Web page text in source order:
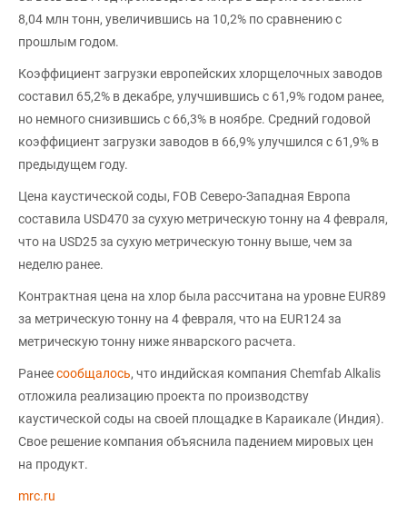
8,04 млн тонн, увеличившись на 10,2% по сравнению с
прошлым годом.
Коэффициент загрузки европейских хлорщелочных заводов
составил 65,2% в декабре, улучшившись с 61,9% годом ранее,
но немного снизившись с 66,3% в ноябре. Средний годовой
коэффициент загрузки заводов в 66,9% улучшился с 61,9% в
предыдущем году.
Цена каустической соды, FOB Северо-Западная Европа
составила USD470 за сухую метрическую тонну на 4 февраля,
что на USD25 за сухую метрическую тонну выше, чем за
неделю ранее.
Контрактная цена на хлор была рассчитана на уровне EUR89
за метрическую тонну на 4 февраля, что на EUR124 за
метрическую тонну ниже январского расчета.
Ранеесообщалось, что индийская компания Chemfab Alkalis
отложила реализацию проекта по производству
каустической соды на своей площадке в Караикале (Индия).
Свое решение компания объяснила падением мировых цен
на продукт.
mrc.ru